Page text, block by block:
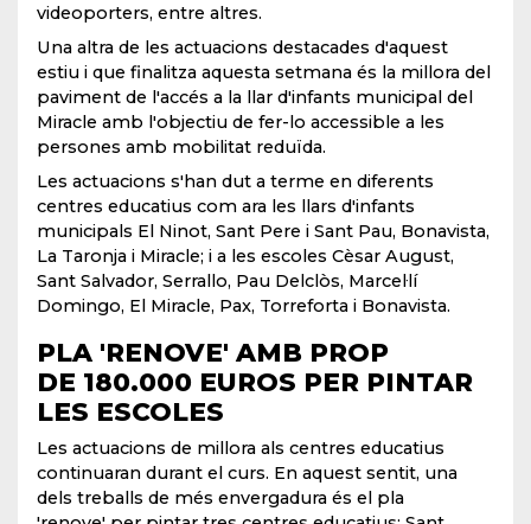
videoporters, entre altres.
Una altra de les actuacions destacades d'aquest
estiu i que finalitza aquesta setmana és la millora del
paviment de l'accés a la llar d'infants municipal del
Miracle amb l'objectiu de fer-lo accessible a les
persones amb mobilitat reduïda.
Les actuacions s'han dut a terme en diferents
centres educatius com ara les llars d'infants
municipals El Ninot, Sant Pere i Sant Pau, Bonavista,
La Taronja i Miracle; i a les escoles Cèsar August,
Sant Salvador, Serrallo, Pau Delclòs, Marcel·lí
Domingo, El Miracle, Pax, Torreforta i Bonavista.
PLA 'RENOVE' AMB PROP
DE 180.000 EUROS PER PINTAR
LES ESCOLES
Les actuacions de millora als centres educatius
continuaran durant el curs. En aquest sentit, una
dels treballs de més envergadura és el pla